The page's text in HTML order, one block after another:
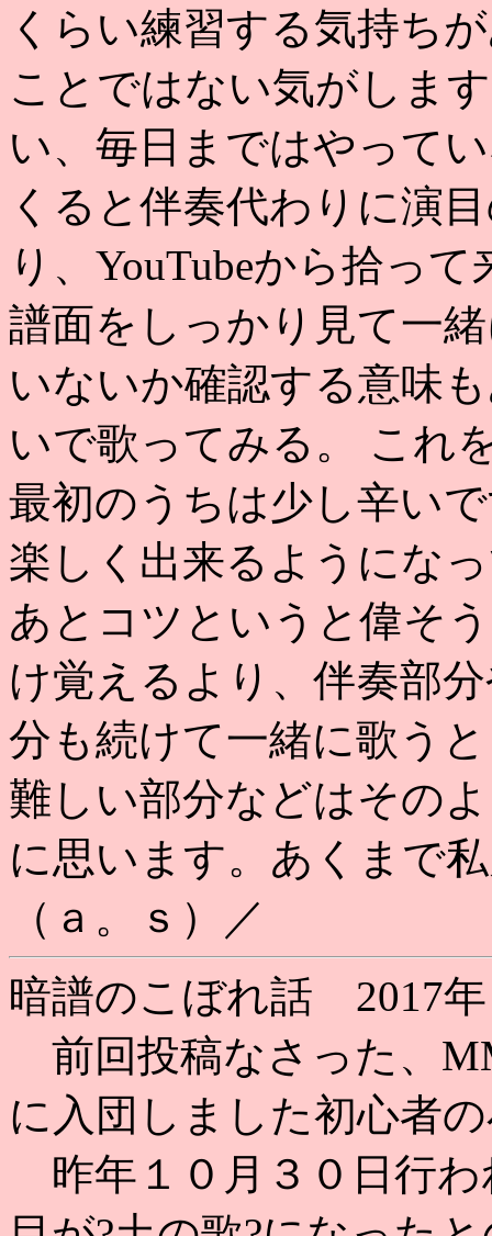
くらい練習する気持ち
ことではない気がしま
い、毎日まではやって
くると伴奏代わりに演
り、YouTubeから拾っ
譜面をしっかり見て一
いないか確認する意味
いで歌ってみる。 これ
最初のうちは少し辛い
楽しく出来るようにな
あとコツというと偉そ
け覚えるより、伴奏部
分も続けて一緒に歌う
難しい部分などはその
に思います。あくまで
（ａ。ｓ）／
暗譜のこぼれ話 2017年
前回投稿なさった、
に入団しました初心者
昨年１０月３０日行